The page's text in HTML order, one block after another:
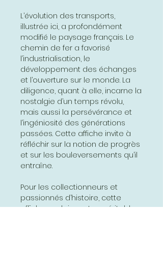
L’évolution des transports,
illustrée ici, a profondément
modifié le paysage français. Le
chemin de fer a favorisé
l’industrialisation, le
développement des échanges
et l’ouverture sur le monde. La
diligence, quant à elle, incarne la
nostalgie d’un temps révolu,
mais aussi la persévérance et
l’ingéniosité des générations
passées. Cette affiche invite à
réfléchir sur la notion de progrès
et sur les bouleversements qu’il
entraîne.
Pour les collectionneurs et
passionnés d’histoire, cette
affiche scolaire est un véritable